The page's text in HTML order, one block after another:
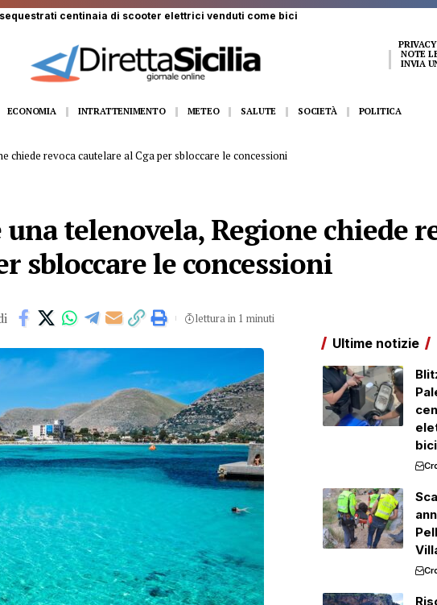
a Monte Pellegrino: trasportato a Villa Sofia
NOTE
INVIA
ECONOMIA INTRATTENIMENTO METEO SALUTE SOCIETÀ POLITICA
chiede revoca cautelare al Cga per sbloccare le concessioni
telenovela, Regione chiede
sbloccare le concessioni
lettura in 1 minuti
Ultime notizie
bici